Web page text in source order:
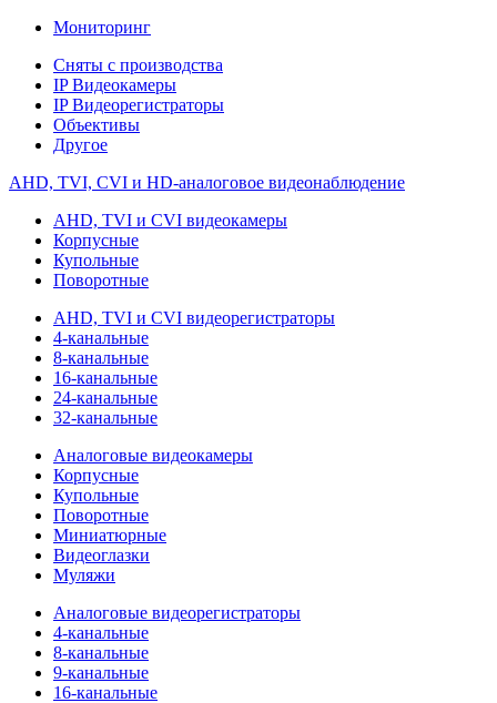
Мониторинг
Сняты с производства
IP Видеокамеры
IP Видеорегистраторы
Объективы
Другое
AHD, TVI, CVI и HD-аналоговое видеонаблюдение
AHD, TVI и CVI видеокамеры
Корпусные
Купольные
Поворотные
AHD, TVI и CVI видеорегистраторы
4-канальные
8-канальные
16-канальные
24-канальные
32-канальные
Аналоговые видеокамеры
Корпусные
Купольные
Поворотные
Миниатюрные
Видеоглазки
Муляжи
Аналоговые видеорегистраторы
4-канальные
8-канальные
9-канальные
16-канальные